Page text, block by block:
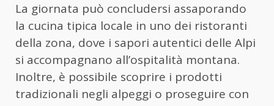
La giornata può concludersi assaporando
la cucina tipica locale in uno dei ristoranti
della zona, dove i sapori autentici delle Alpi
si accompagnano all’ospitalità montana.
Inoltre, è possibile scoprire i prodotti
tradizionali negli alpeggi o proseguire con